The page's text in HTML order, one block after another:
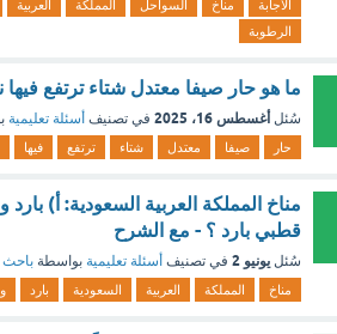
الاجابة مناخ السواحل المملكة العربية
الرطوبة
ما هو حار صيفا معتدل شتاء ترتفع
سُئل أغسطس 16، 2025 في تصنيف أسئلة تعليمية
حار صيفا معتدل شتاء ترتفع فيها
مناخ المملكة العربية السعودية:
قطبي بارد ؟ - مع الشرح
سُئل يونيو 2 في تصنيف أسئلة تعليمية بواسطة باحث
مناخ المملكة العربية السعودية بارد